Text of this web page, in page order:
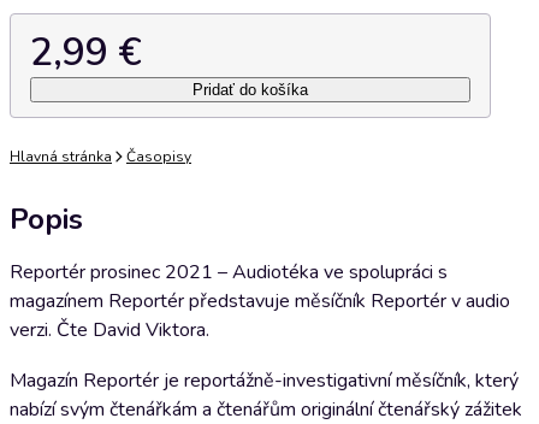
2,99 €
Pridať do košíka
Hlavná stránka Časopisy
Popis
Reportér prosinec 2021 – Audiotéka ve spolupráci s
magazínem Reportér představuje měsíčník Reportér v audio
verzi. Čte David Viktora.
Magazín Reportér je reportážně-investigativní měsíčník, který
nabízí svým čtenářkám a čtenářům originální čtenářský zážitek